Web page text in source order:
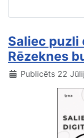
Saliec
Rēzeknes
Publicēts 22